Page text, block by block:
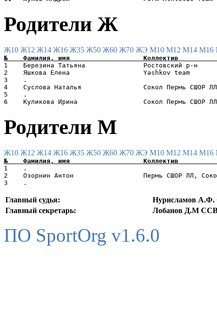
Родители Ж
Ж10 Ж12 Ж14 Ж16 Ж35 Ж50 Ж60 Ж70 ЖЭ М10 М12 М14 М16
1    Березина Татьяна               Ростовский
2    Яшкова Елена                   Yashkov
3    .
4    Суслова Наталья                Сокол Пермь
5    .
Родители М
Ж10 Ж12 Ж14 Ж16 Ж35 Ж50 Ж60 Ж70 ЖЭ М10 М12 М14 М16
1    .
2    Озорнин Антон                  Пермь СШОР
Главный судья:
Нурисламов
Главный секретарь:
Лобанов Д.М
ПО SportOrg v1.6.0